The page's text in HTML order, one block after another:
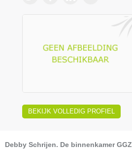
BEKIJK VOLLEDIG PROFIEL
Debby Schrijen. De binnenkamer GGZ